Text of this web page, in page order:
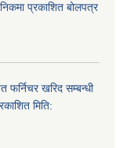
प्रकाशित बोलपत्र
फर्निचर खरिद सम्बन्धी
मिति: